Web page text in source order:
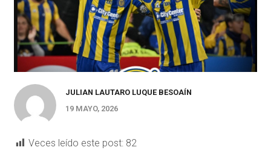
JULIAN LAUTARO LUQUE BESOAÍN
19 MAYO, 2026
Veces leído este post: 82